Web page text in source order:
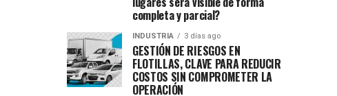
completa y parcial?
INDUSTRIA 3 días ago
GESTIÓN DE RIESGOS EN
FLOTILLAS, CLAVE PARA REDUCIR
COSTOS SIN COMPROMETER LA
OPERACIÓN